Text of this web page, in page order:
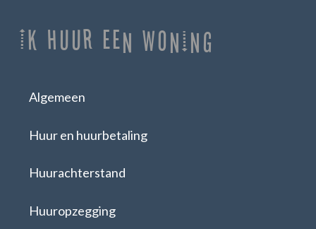
Ik huur een woning
Algemeen
Huur en huurbetaling
Huurachterstand
Huuropzegging